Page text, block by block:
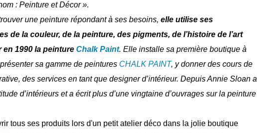
: Peinture et Décor ».
une peinture répondant à ses besoins, elle utilise ses
de la couleur, de la peinture, des pigments, de l’histoire de l’art
en 1990 la peinture Chalk Paint. Elle installe sa première boutique à
sa gamme de peintures CHALK PAINT, y donner des cours de
des services en tant que designer d’intérieur. Depuis Annie Sloan a
d’intérieurs et a écrit plus d’une vingtaine d’ouvrages sur la peinture
tous ses produits lors d'un petit atelier déco dans la jolie boutique